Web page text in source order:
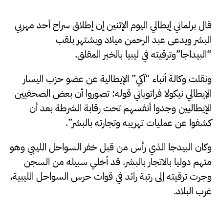
قال برلماني إيطالي اليوم الإتنين إن إطلاق سراح أحد مهربي
البشر ويدعى عبد الرحمن ميلاد ويشتهر بلقب
“البيداجا”وترقيته في ليبيا بالخبر المقلق.
ونقلت وكالة أنباء “آكي” الإيطالية عن عضو حزب اليسار
الإيطالي نيكولا فراتوياني قوله: تصوروا أن بعض الصحفيين
الإيطاليين وجدوا أنفسهم تحت رقابة الشرطة بعد أن
كشفوا عن عمليات تهريبه وتجارته بالبشر”.
وكان البيدجا الذي رأس من قبل خفر السواحل الليبي وهو
متهم دوليا بالاتجار بالبشر. قد أخلي سبيله من السجن
وجرت ترقيته إلى رتبة رائد في قوات حرس السواحل الليبية،
غرب البلاد.